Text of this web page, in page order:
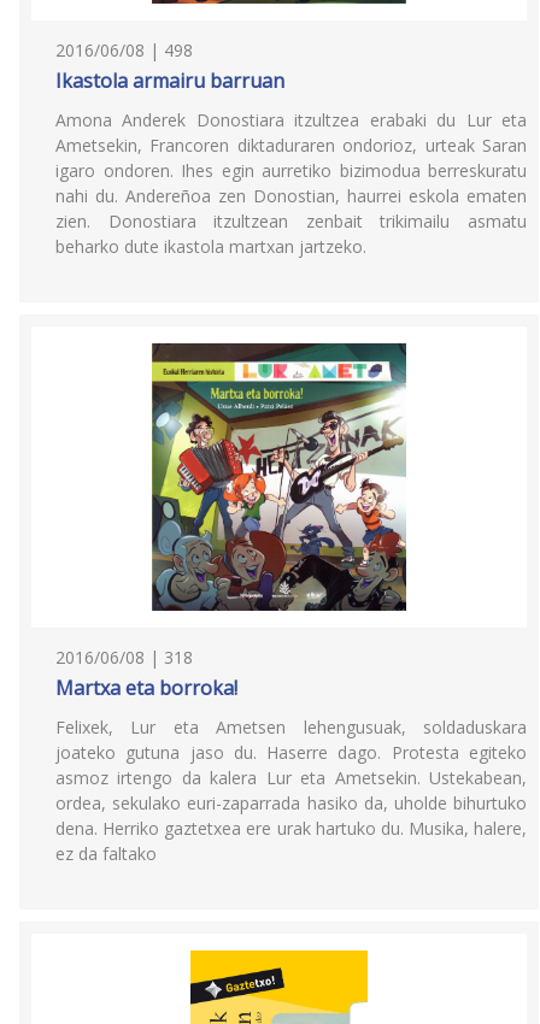
2016/06/08 | 498
Ikastola armairu barruan
Amona Anderek Donostiara itzultzea erabaki du Lur eta
Ametsekin, Francoren diktaduraren ondorioz, urteak Saran
igaro ondoren. Ihes egin aurretiko bizimodua berreskuratu
nahi du. Andereñoa zen Donostian, haurrei eskola ematen
zien. Donostiara itzultzean zenbait trikimailu asmatu
beharko dute ikastola martxan jartzeko.
2016/06/08 | 318
Martxa eta borroka!
Felixek, Lur eta Ametsen lehengusuak, soldaduskara
joateko gutuna jaso du. Haserre dago. Protesta egiteko
asmoz irtengo da kalera Lur eta Ametsekin. Ustekabean,
ordea, sekulako euri-zaparrada hasiko da, uholde bihurtuko
dena. Herriko gaztetxea ere urak hartuko du. Musika, halere,
ez da faltako